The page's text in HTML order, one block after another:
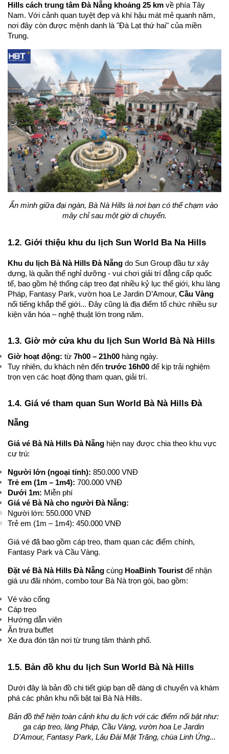
Hills cách trung tâm Đà Nẵng khoảng 25 km về phía Tây
Nam. Với cảnh quan tuyệt đẹp và khí hậu mát mẻ quanh năm,
nơi đây còn được mệnh danh là "Đà Lạt thứ hai" của miền
Trung.
Ẩn mình giữa đại ngàn, Bà Nà Hills là nơi bạn có thể chạm vào
mây chỉ sau một giờ di chuyển.
1.2. Giới thiệu khu du lịch Sun World Ba Na Hills
Khu du lịch Bà Nà Hills Đà Nẵng do Sun Group đầu tư xây
dựng, là quần thể nghỉ dưỡng - vui chơi giải trí đẳng cấp quốc
tế, bao gồm hệ thống cáp treo đạt nhiều kỷ lục thế giới, khu làng
Pháp, Fantasy Park, vườn hoa Le Jardin D’Amour,
nổi tiếng khắp thế giới... Đây cũng là địa điểm tổ chức nhiều sự
kiện văn hóa – nghệ thuật lớn trong năm.
1.3. Giờ mở cửa khu du lịch Sun World Bà Nà Hills
Giờ hoạt động: từ 7h00 – 21h00 hàng ngày.
Tuy nhiên, du khách nên đến trước 16h00 để kịp trải nghiệm
trọn vẹn các hoạt động tham quan, giải trí.
1.4. Giá vé tham quan Sun World Bà Nà Hills Đà
Nẵng
Giá vé Bà Nà Hills Đà Nẵng hiện nay được chia theo khu vực
cư trú:
Người lớn (ngoại tỉnh): 850.000 VNĐ
Trẻ em (1m – 1m4): 700.000 VNĐ
Dưới 1m: Miễn phí
Giá vé Bà Nà cho người Đà Nẵng:
Người lớn: 550.000 VNĐ
Trẻ em (1m – 1m4): 450.000 VNĐ
Giá vé đã bao gồm cáp treo, tham quan các điểm chính,
Fantasy Park và Cầu Vàng.
Đặt vé Bà Nà Hills Đà Nẵng cùng HoaBinh Tourist để nhận
giá ưu đãi nhóm, combo tour Bà Nà trọn gói, bao gồm:
Vé vào cổng
Cáp treo
Hướng dẫn viên
Ăn trưa buffet
Xe đưa đón tận nơi từ trung tâm thành phố.
1.5. Bản đồ khu du lịch Sun World Bà Nà Hills
Dưới đây là bản đồ chi tiết giúp bạn dễ dàng di chuyển và khám
phá các phân khu nổi bật tại Bà Nà Hills.
Bản đồ thể hiện toàn cảnh khu du lịch với các điểm nổi bật như:
ga cáp treo, làng Pháp, Cầu Vàng, vườn hoa Le Jardin
D'Amour, Fantasy Park, Lâu Đài Mặt Trăng, chùa Linh Ứng...